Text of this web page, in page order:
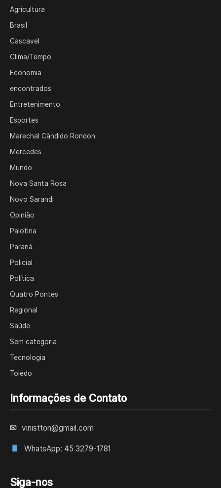
Agricultura
Brasil
Cascavel
Clima/Tempo
Economia
encontrados
Entretenimento
Esportes
Marechal Cândido Rondon
Mercedes
Mundo
Nova Santa Rosa
Novo Sarandi
Opinião
Palotina
Paraná
Policial
Política
Quatro Pontes
Regional
Saúde
Sem categoria
Tecnologia
Toledo
Informações de Contato
✉ vinistton@gmail.com
WhatsApp: 45 3279-1781
Siga-nos